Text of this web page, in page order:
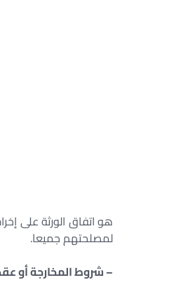
هو اتفاق الورثة على
لمصلحتهم جميعا.
– شروط المخارجة أو